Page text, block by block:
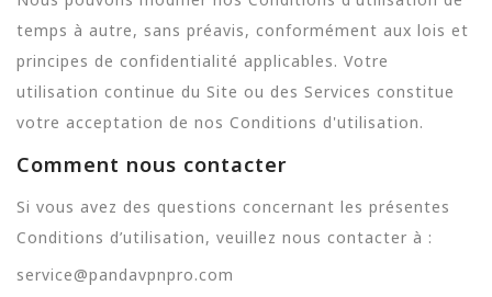
temps à autre, sans préavis, conformément aux lois et
principes de confidentialité applicables. Votre
utilisation continue du Site ou des Services constitue
votre acceptation de nos Conditions d'utilisation.
Comment nous contacter
Si vous avez des questions concernant les présentes
Conditions d’utilisation, veuillez nous contacter à :
service@pandavpnpro.com